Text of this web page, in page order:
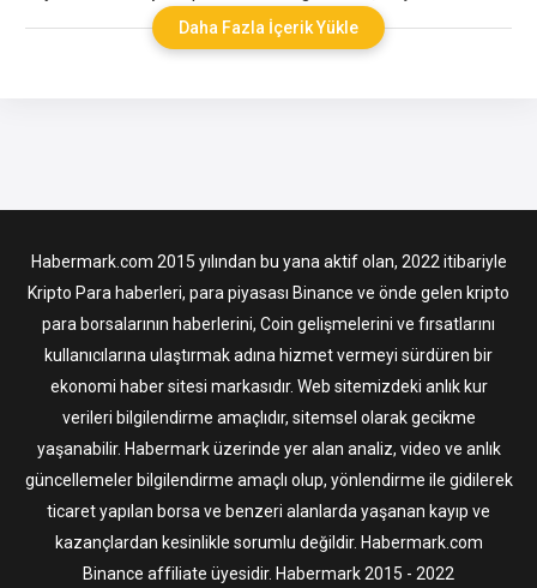
konusu olduğunda, kripto paralar küresel işlemleri daha
sorunsuz hale getiriyor. Böyle bir merkezi olmayan kripto para,
Daha Fazla İçerik Yükle
Habermark.com 2015 yılından bu yana aktif olan, 2022 itibariyle
Kripto Para haberleri, para piyasası Binance ve önde gelen kripto
para borsalarının haberlerini, Coin gelişmelerini ve fırsatlarını
kullanıcılarına ulaştırmak adına hizmet vermeyi sürdüren bir
ekonomi haber sitesi markasıdır. Web sitemizdeki anlık kur
verileri bilgilendirme amaçlıdır, sitemsel olarak gecikme
yaşanabilir. Habermark üzerinde yer alan analiz, video ve anlık
güncellemeler bilgilendirme amaçlı olup, yönlendirme ile gidilerek
ticaret yapılan borsa ve benzeri alanlarda yaşanan kayıp ve
kazançlardan kesinlikle sorumlu değildir. Habermark.com
Binance affiliate üyesidir. Habermark 2015 - 2022